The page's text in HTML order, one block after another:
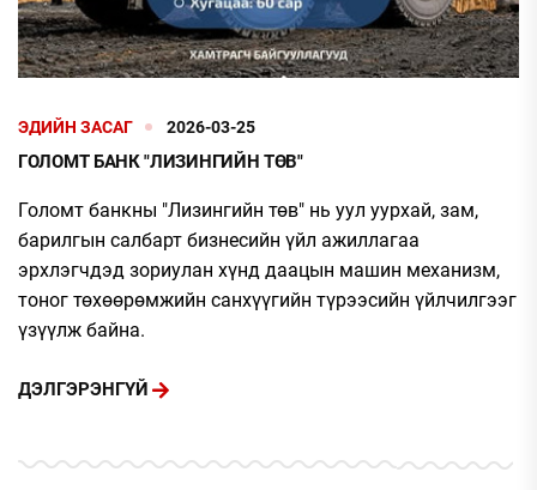
ЭДИЙН ЗАСАГ 2026-03-25
ГОЛОМТ БАНК "ЛИЗИНГИЙН ТӨВ"
Голомт банкны "Лизингийн төв" нь уул уурхай, зам,
барилгын салбарт бизнесийн үйл ажиллагаа
эрхлэгчдэд зориулан хүнд даацын машин механизм,
тоног төхөөрөмжийн санхүүгийн түрээсийн үйлчилгээг
үзүүлж байна.
ДЭЛГЭРЭНГҮЙ